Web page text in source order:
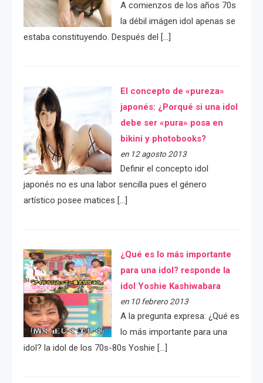
A comienzos de los años 70s
la débil imágen idol apenas se
estaba constituyendo. Después del […]
El concepto de «pureza»
japonés: ¿Porqué si una idol
debe ser «pura» posa en
bikini y photobooks?
en 12 agosto 2013
Definir el concepto idol
japonés no es una labor sencilla pues el género
artístico posee matices […]
¿Qué es lo más importante
para una idol? responde la
idol Yoshie Kashiwabara
en 10 febrero 2013
A la pregunta expresa: ¿Qué es
lo más importante para una
idol? la idol de los 70s-80s Yoshie […]